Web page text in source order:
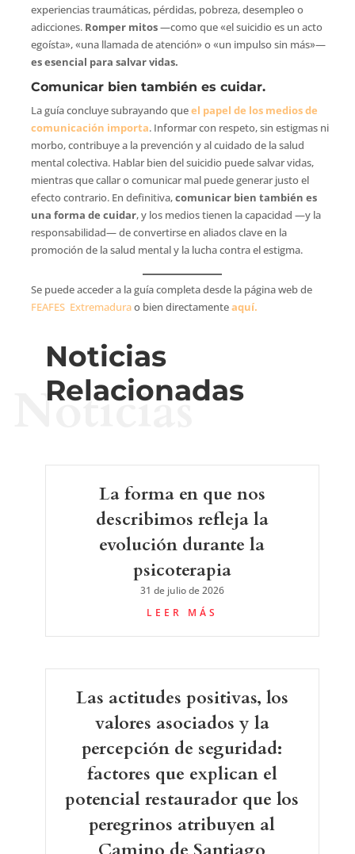
experiencias traumáticas, pérdidas, pobreza, desempleo o
adicciones. Romper mitos—como que «el suicidio es un acto
egoísta», «una llamada de atención» o «un impulso sin más»—
es esencial para salvar vidas.
Comunicar bien también es cuidar.
La guía concluye subrayando queel papel de los medios de
comunicación importa. Informar con respeto, sin estigmas ni
morbo, contribuye a la prevención y al cuidado de la salud
mental colectiva. Hablar bien del suicidio puede salvar vidas,
mientras que callar o comunicar mal puede generar justo el
efecto contrario. En definitiva,comunicar bien también es
una forma de cuidar, y los medios tienen la capacidad —y la
responsabilidad— de convertirse en aliados clave en la
promoción de la salud mental y la lucha contra el estigma.
Se puede acceder a la guía completa desde la página web de
FEAFES Extremadurao bien directamenteaquí.
Noticias
Relacionadas
Noticias
La forma en que nos
describimos refleja la
evolución durante la
psicoterapia
31 de julio de 2026
LEER MÁS
Las actitudes positivas, los
valores asociados y la
percepción de seguridad:
factores que explican el
potencial restaurador que los
peregrinos atribuyen al